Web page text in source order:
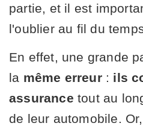
partie, et il est
l'oublier au fil du
En effet, une grande
la même erreur: ils
assurance tout au
de leur automobile.